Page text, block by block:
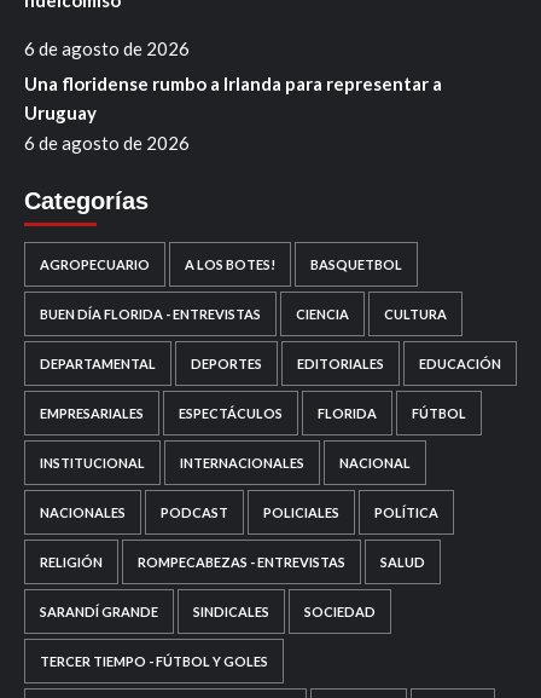
6 de agosto de 2026
Una floridense rumbo a Irlanda para representar a
Uruguay
6 de agosto de 2026
Categorías
AGROPECUARIO A LOS BOTES! BASQUETBOL
BUEN DÍA FLORIDA - ENTREVISTAS CIENCIA CULTURA
DEPARTAMENTAL DEPORTES EDITORIALES EDUCACIÓN
EMPRESARIALES ESPECTÁCULOS FLORIDA FÚTBOL
INSTITUCIONAL INTERNACIONALES NACIONAL
NACIONALES PODCAST POLICIALES POLÍTICA
RELIGIÓN ROMPECABEZAS - ENTREVISTAS SALUD
SARANDÍ GRANDE SINDICALES SOCIEDAD
TERCER TIEMPO - FÚTBOL Y GOLES